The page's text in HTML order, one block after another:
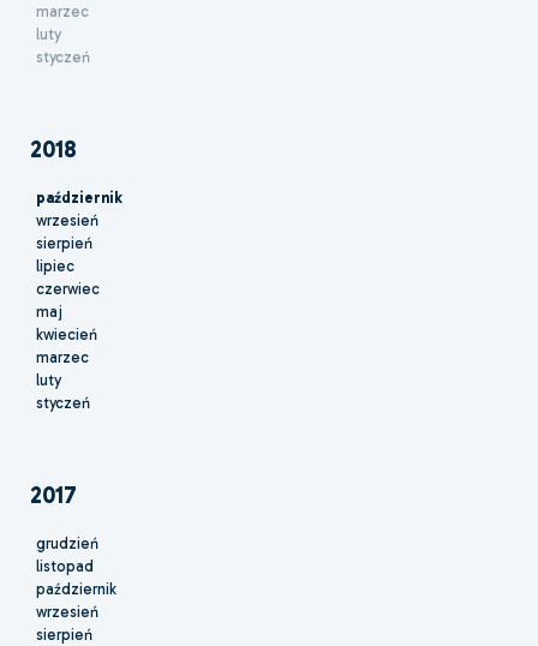
marzec
luty
styczeń
2018
październik
wrzesień
sierpień
lipiec
czerwiec
maj
kwiecień
marzec
luty
styczeń
2017
grudzień
listopad
październik
wrzesień
sierpień